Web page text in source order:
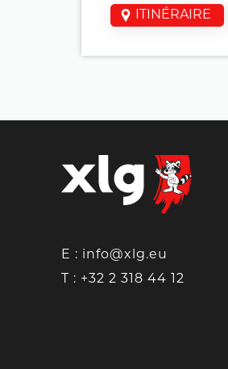
ITINÉRAIRE
E : info@xlg.eu
T : +32 2 318 44 12